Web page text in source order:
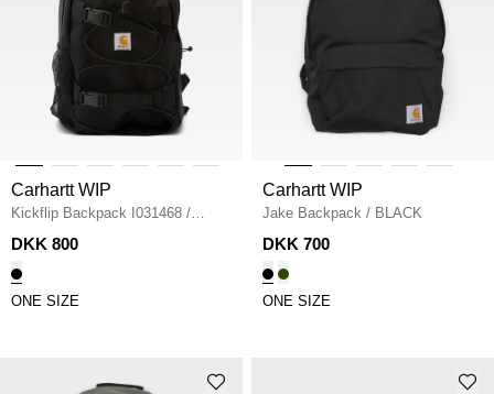
Carhartt WIP
Kickflip Backpack I031468 /
BLACK
DKK 800
ONE SIZE
Carhartt WIP
Jake Backpack / BLACK
DKK 700
ONE SIZE